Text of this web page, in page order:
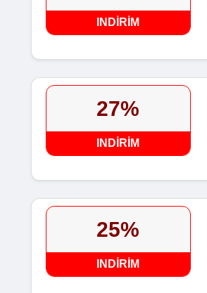
INDIRIM
27%
INDIRIM
25%
INDIRIM